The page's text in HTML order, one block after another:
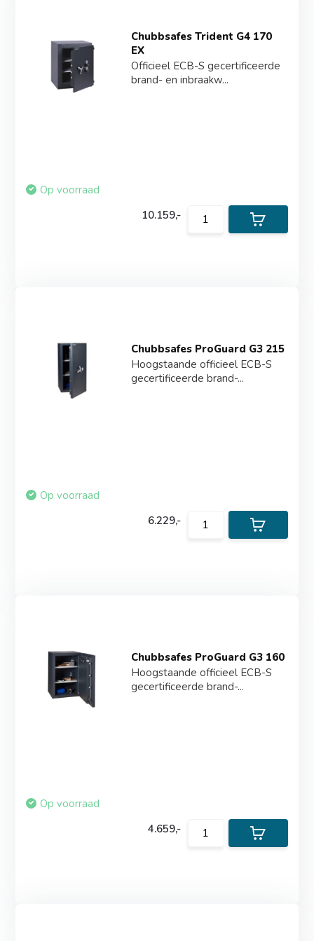
Chubbsafes Trident G4 170
EX
Officieel ECB-S gecertificeerde
brand- en inbraakw...
Op voorraad
10.159,-
Chubbsafes ProGuard G3 215
Hoogstaande officieel ECB-S
gecertificeerde brand-...
Op voorraad
6.229,-
Chubbsafes ProGuard G3 160
Hoogstaande officieel ECB-S
gecertificeerde brand-...
Op voorraad
4.659,-